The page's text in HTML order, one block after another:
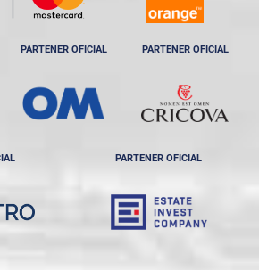
PARTENER OFICIAL PARTENER OFICIAL
PARTENER OFICIAL